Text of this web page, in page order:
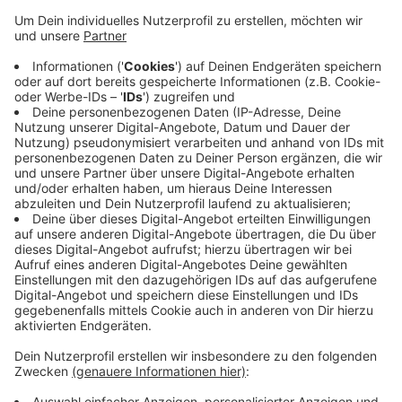
Anzeige
Jetzt fehlen oft auch Hustensäfte oder Antibiotika
für Kinder. Zurzeit würde auch die Pharmazie unter
internationalen Lieferschwierigkeiten leiden. Das sei
auch der Grund, warum es häufig an Flaschen, Blistern
oder Pflastern fehle. Die zusätzlich gestiegenen
Kosten lassen sich laut Apothekerverband nicht eins
zu eins an die Kunden weitergeben und teurere
Medikamente übernehmen auch die Krankenkassen
nicht immer.
Anzeige